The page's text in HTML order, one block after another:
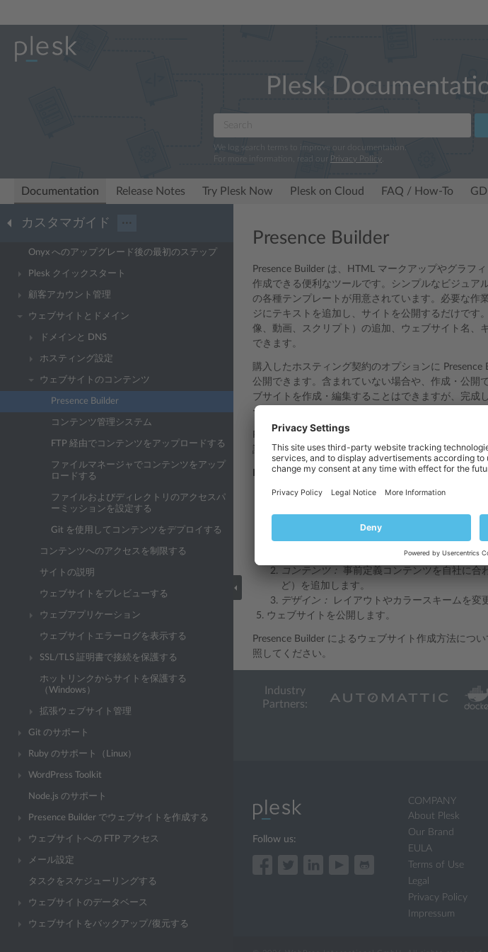
Plesk
We log search terms to improve our documentation.
For more information, read our Privacy Policy
Documentation Release Notes Try Plesk Now Plesk on Cloud FAQ / How-To
カスタマガイド ···
Onyx へのアップグレード後の最初のステップ
Plesk クイックスタート
顧客アカウント管理
ウェブサイトとドメイン
ドメインと DNS
ホスティング設定
ウェブサイトのコンテンツ
Presence Builder
コンテンツ管理システム
FTP 経由でコンテンツをアップロードする
ファイルマネージャでコンテンツをアップ
ロードする
ファイルおよびディレクトリのアクセスパ
ーミッションを設定する
Git を使用してコンテンツをデプロイする
コンテンツへのアクセスを制限する
サイトの説明
ウェブサイトをプレビューする
ウェブアプリケーション
ウェブサイトエラーログを表示する
SSL/TLS 証明書で接続を保護する
ホットリンクからサイトを保護する
（Windows）
拡張ウェブサイト管理
Git のサポート
Ruby のサポート（Linux）
WordPress Toolkit
Node.js のサポート
Presence Builder でウェブサイトを作成する
ウェブサイトへの FTP アクセス
メール設定
タスクをスケジューリングする
ウェブサイトのデータベース
ウェブサイトをバックアップ/復元する
Presence Builder
Presence Builder は、HTML マークアップやグラフ
作成できる便利なツールです。シンプルなビジュア
の各種テンプレートが用意されています。必要な作
ジにテキストを追加し、サイトを公開するだけです
像、動画、スクリプト）の追加、ウェブサイト名、
できます。
購入したホスティング契約のオプションに
公開できます。含まれていない場合や、作成・公開
ブサイトを作成・編集することはできますが、完成
ードする必要があります。
Presence Builder でウェブサイトを作成することを
認してください。含まれていない場合は、別の方法
Presence Builder でウェブサイトを作成するには：
［ウェブサイトとドメイン］で、必要なドメイン
ウェブサイトに最も適したトピックを選択します
ウェブサイトを編集します。
ページを追加したり、不要な事前定義
コンテンツ： 事前定義コンテンツを自社に合
ど）を追加します。
デザイン：
レイアウトやカラースキームを変
ウェブサイトを公開します。
Presence Builder によるウェブサイト作成方法につい
照してください。
Industry
Partners:
Follow us:
COMPANY
About Plesk
Our Brand
EULA
Terms of Use
Legal
Privacy Policy
Impressum